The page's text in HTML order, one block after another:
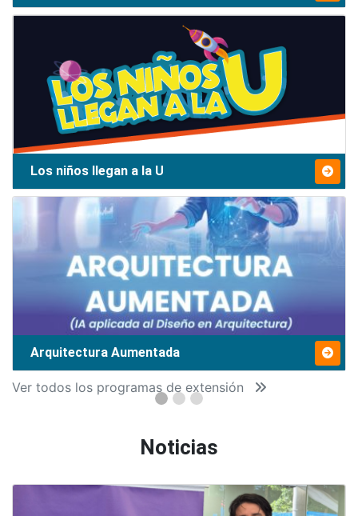
Los niños llegan a la U
Arquitectura Aumentada
Ver todos los programas de extensión
Noticias